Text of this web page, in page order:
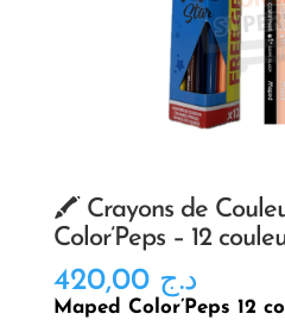
🖍️ Crayons de
Color’Peps – 12
د.ج 420,00
Maped Color’Peps 12